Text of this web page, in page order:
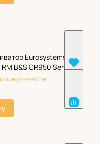
Eurosystems
RM B&S CR950 Series
уточняйте